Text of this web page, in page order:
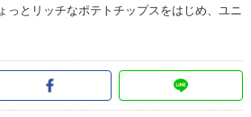
っとリッチなポテトチップスをはじめ、ユニ